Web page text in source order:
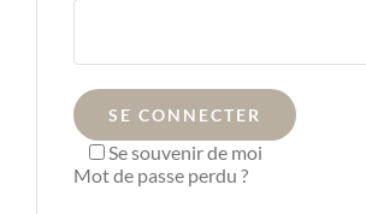
Se souvenir de moi
SE CONNECTER
Mot de passe perdu ?